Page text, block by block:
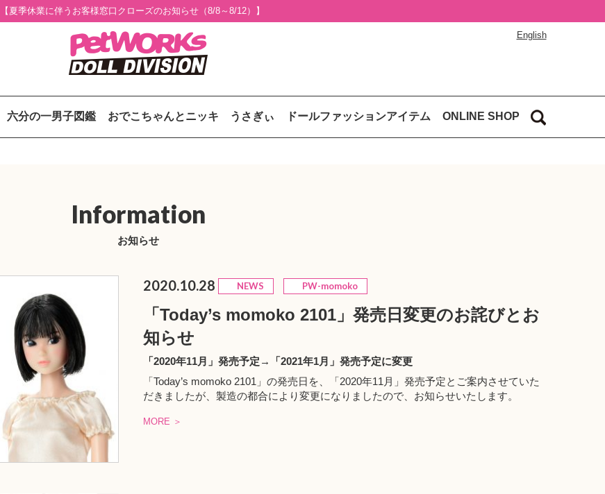
【夏季休業に伴うお客様窓口クローズのお知らせ（8/8～8/12）】
English
六分の一男子図鑑 おでこちゃんとニッキ うさぎぃ ドールファッションアイテム ONLINE SHOP
Information
お知らせ
2020.10.28 NEWS PW-momoko
「Today’s momoko 2101」発売日変更のお詫びとお
知らせ
「2020年11月」発売予定→「2021年1月」発売予定に変更
「Today’s momoko 2101」の発売日を、「2020年11月」発売予定とご案内させていた
だきましたが、製造の都合により変更になりましたので、お知らせいたします。
MORE ＞